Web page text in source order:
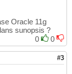
Oracle 11g
sunopsis ?
0
0
#3